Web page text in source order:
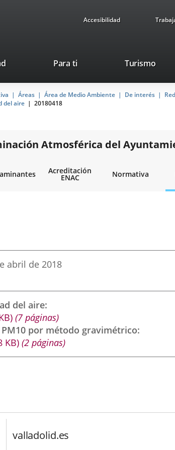
Accesibilidad
Para ti TurismoThis
will
open
up
Áreas Área de Medio Ambiente De interés
del aire 20180418
Atmosférica del
Acreditación
ENAC Normativa
abril de 2018
del aire
)(7 páginas)
por método gravimétrico
KB)(2 páginas)
valladolid.es